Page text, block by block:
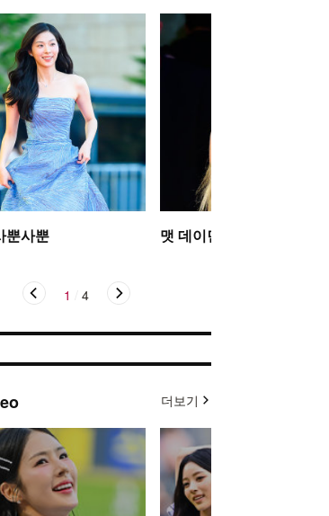
뿐사뿐 맷 데이먼 딸, 인형 미모
1 4
더보기